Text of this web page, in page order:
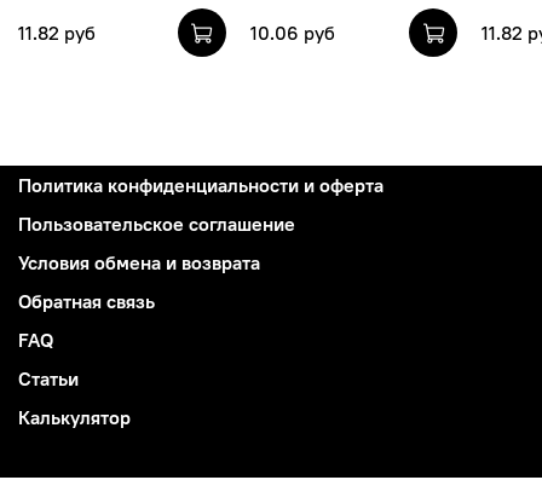
11.82 руб
10.06 руб
11.82
Политика конфиденциальности и оферта
Пользовательское соглашение
Условия обмена и возврата
Обратная связь
FAQ
Статьи
Калькулятор